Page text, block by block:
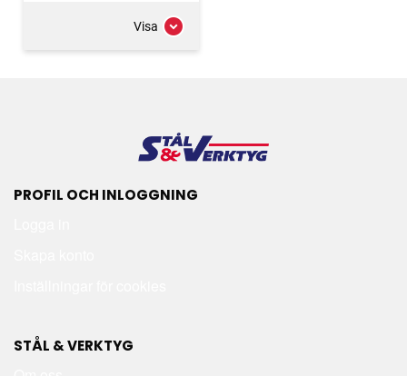
Visa
PROFIL OCH INLOGGNING
STÅL & VERKTYG